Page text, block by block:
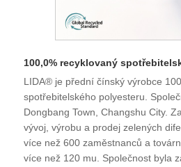
100,0% recyklovaný
LIDA® je přední čínský výrobce
spotřebitelského polyesteru.
Dongbang Town, Changshu City.
vývoj, výrobu a prodej zelených
více než 600 zaměstnanců a
více než 120 mu. Společnost byla